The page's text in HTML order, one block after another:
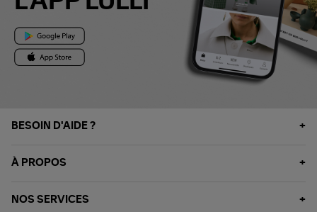
BESOIN D'AIDE ?
À PROPOS
NOS SERVICES